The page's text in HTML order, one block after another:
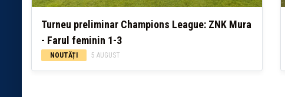
Turneu preliminar Champions League: ZNK Mura
- Farul feminin 1-3
NOUTĂȚI 5 AUGUST